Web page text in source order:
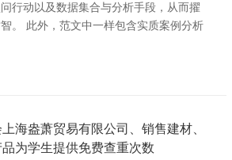
行动以及数据集合与分析手段，从而擢
。 此外，范文中一样包含实质案例分析
海盎萧贸易有限公司、销售建材、
为学生提供免费查重次数